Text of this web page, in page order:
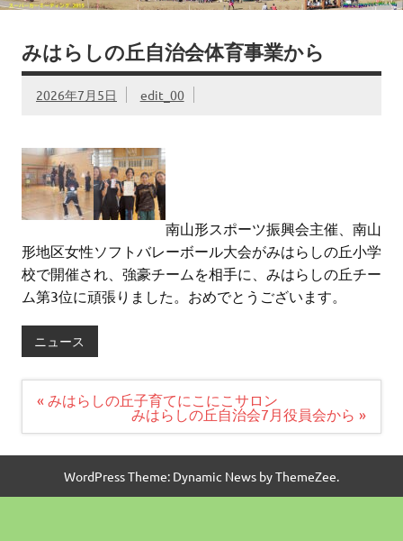
みはらしの丘自治会体育事業から
2026年7月5日 edit_00
南山形スポーツ振興会主催、南山
形地区女性ソフトバレーボール大会がみはらしの丘小学
校で開催され、強豪チームを相手に、みはらしの丘チー
ム第3位に頑張りました。おめでとうございます。
ニュース
投
稿
ゲ
ョ
« みはらしの丘子育てにこにこサロン
みはらしの丘自治会7月役員会から »
WordPress Theme: Dynamic News by ThemeZee.